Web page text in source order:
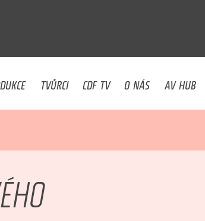
TVŮRCI CDF TV O NÁS AV HUB